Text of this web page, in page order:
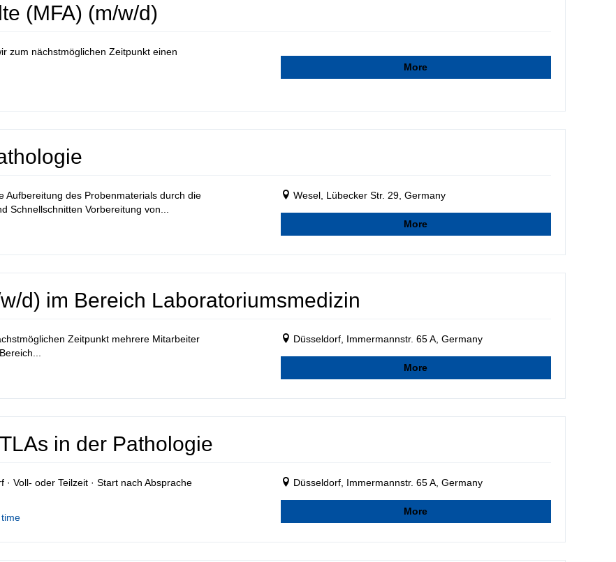
(MFA) (m/w/d)
zum nächstmöglichen Zeitpunkt einen
More
Aufbereitung des Probenmaterials durch die
Schnellschnitten Vorbereitung von...
Wesel, Lübecker Str. 29, Germany
More
d) im Bereich Laboratoriumsmedizin
Zeitpunkt mehrere Mitarbeiter
Düsseldorf, Immermannstr. 65 A, Germany
More
in der Pathologie
Voll- oder Teilzeit · Start nach Absprache
Düsseldorf, Immermannstr. 65 A, Germany
More